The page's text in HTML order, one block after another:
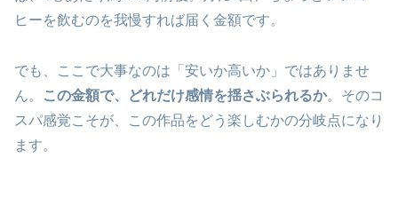
ヒーを飲むのを我慢すれば届く金額です。
でも、ここで大事なのは「安いか高いか」ではありませ
ん。
この金額で、どれだけ感情を揺さぶられるか。そのコ
スパ感覚こそが、この作品をどう楽しむかの分岐点になり
ます。